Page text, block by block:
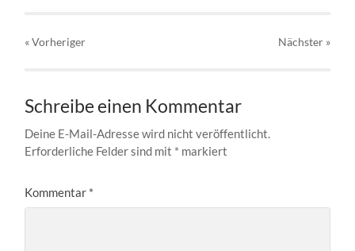
« Vorheriger Nächster »
Schreibe einen Kommentar
Deine E-Mail-Adresse wird nicht veröffentlicht.
Erforderliche Felder sind mit * markiert
Kommentar *